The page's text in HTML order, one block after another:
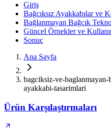
Giriş
Bağcıksız Ayakkabılar ve
Bağlanmayan Bağcık
Güncel Örnekler ve
Sonuç
Ana Sayfa
bagciksiz-ve-
ayakkabi-tasarimlari
Ürün Karşılaştırmaları